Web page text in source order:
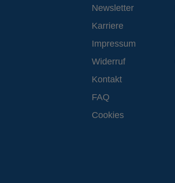
Newsletter
Karriere
Impressum
Widerruf
Kontakt
FAQ
Cookies